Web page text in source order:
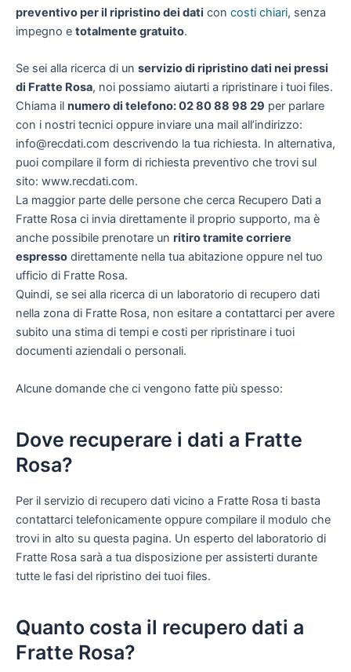
preventivo per il ripristino dei dati con costi chiari, senza
impegno e totalmente gratuito.
Se sei alla ricerca di un servizio di ripristino dati nei pressi
di Fratte Rosa, noi possiamo aiutarti a ripristinare i tuoi files.
Chiama il numero di telefono: 02 80 88 98 29 per parlare
con i nostri tecnici oppure inviare una mail all’indirizzo:
info@recdati.com descrivendo la tua richiesta. In alternativa,
puoi compilare il form di richiesta preventivo che trovi sul
sito: www.recdati.com.
La maggior parte delle persone che cerca Recupero Dati a
Fratte Rosa ci invia direttamente il proprio supporto, ma è
anche possibile prenotare un ritiro tramite corriere
espresso direttamente nella tua abitazione oppure nel tuo
ufficio di Fratte Rosa.
Quindi, se sei alla ricerca di un laboratorio di recupero dati
nella zona di Fratte Rosa, non esitare a contattarci per avere
subito una stima di tempi e costi per ripristinare i tuoi
documenti aziendali o personali.
Alcune domande che ci vengono fatte più spesso:
Dove recuperare i dati a Fratte
Rosa?
Per il servizio di recupero dati vicino a Fratte Rosa ti basta
contattarci telefonicamente oppure compilare il modulo che
trovi in alto su questa pagina. Un esperto del laboratorio di
Fratte Rosa sarà a tua disposizione per assisterti durante
tutte le fasi del ripristino dei tuoi files.
Quanto costa il recupero dati a
Fratte Rosa?